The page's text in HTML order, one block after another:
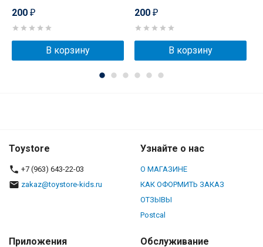
200 ₽
В корзину
200 ₽
В корзину
Toystore
+7 (963) 643-22-03
zakaz@toystore-kids.ru
Узнайте о нас
О МАГАЗИНЕ
КАК ОФОРМИТЬ ЗАКАЗ
ОТЗЫВЫ
Postcal
Приложения Обслуживание